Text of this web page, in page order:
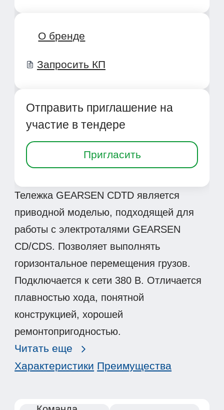
О бренде
Запросить КП
Отправить приглашение на
участие в тендере
Пригласить
Тележка GEARSEN CDTD является
приводной моделью, подходящей для
работы с электроталями GEARSEN
CD/CDS. Позволяет выполнять
горизонтальное перемещения грузов.
Подключается к сети 380 В. Отличается
плавностью хода, понятной
конструкцией, хорошей
ремонтопригодностью.
Читать еще
Характеристики Преимущества